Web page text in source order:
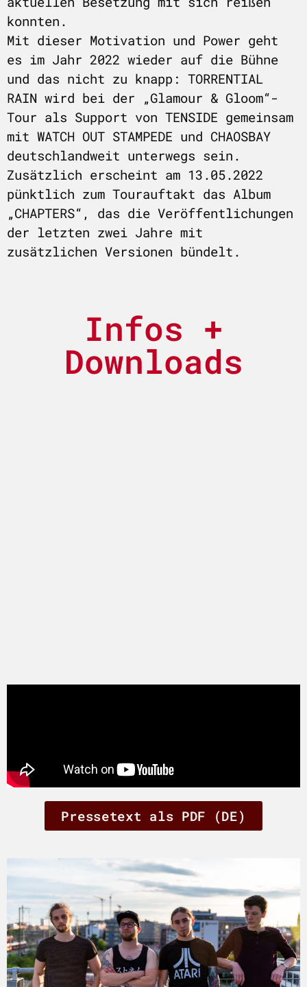
konnten.
Mit dieser Motivation und Power geht
es im Jahr 2022 wieder auf die Bühne
und das nicht zu knapp: TORRENTIAL
RAIN wird bei der „Glamour & Gloom“-
Tour als Support von TENSIDE gemeinsam
mit WATCH OUT STAMPEDE und CHAOSBAY
deutschlandweit unterwegs sein.
Zusätzlich erscheint am 13.05.2022
pünktlich zum Tourauftakt das Album
„CHAPTERS“, das die Veröffentlichungen
der letzten zwei Jahre mit
zusätzlichen Versionen bündelt.
Infos +
Downloads
Pressetext als PDF (DE)